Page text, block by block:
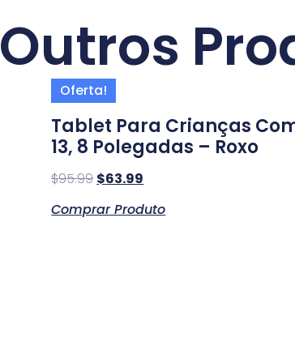
Outros
Oferta!
Tablet Para Crianças
13, 8 Polegadas – Roxo
$95.99 $63.99
Comprar Produto